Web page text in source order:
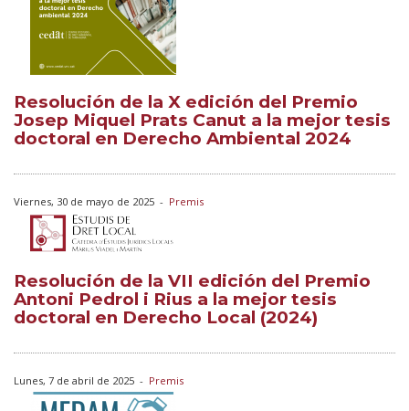
Resolución de la X edición del Premio
Josep Miquel Prats Canut a la mejor tesis
doctoral en Derecho Ambiental 2024
Viernes, 30 de mayo de 2025 - Premis
Resolución de la VII edición del Premio
Antoni Pedrol i Rius a la mejor tesis
doctoral en Derecho Local (2024)
Lunes, 7 de abril de 2025 - Premis